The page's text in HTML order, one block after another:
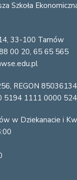
Szkoła
33-100 Tarnów
00 20, 65 65 565
REGON
5194 1111 0000
w Dziekanacie i